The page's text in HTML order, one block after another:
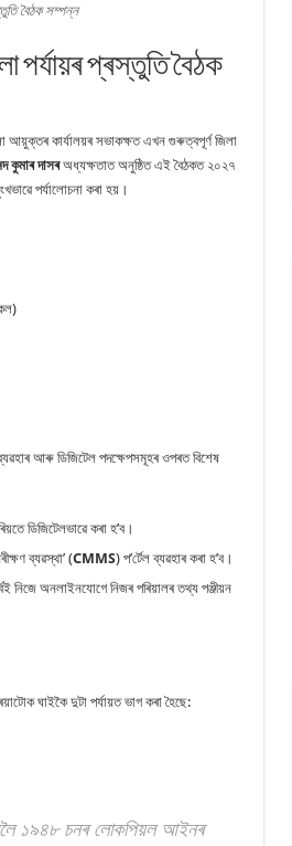
বৈঠক সম্পন্ন
পৰ্যায়ৰ প্ৰস্তুতি বৈঠক
আয়ুক্তৰ কাৰ্যালয়ৰ সভাকক্ষত এখন গুৰুত্বপূৰ্ণ জিলা
কুমাৰ দাসৰঅধ্যক্ষতাত অনুষ্ঠিত এই বৈঠকত ২০২৭
পৰ্যালোচনা কৰা হয়।
আৰু ডিজিটেল পদক্ষেপসমূহৰ ওপৰত বিশেষ
ডিজিটেলভাৱে কৰা হ’ব।
ব্যৱস্থা’ (CMMS) প’ৰ্টেল ব্যৱহাৰ কৰা হ’ব।
নিজে অনলাইনযোগে নিজৰ পৰিয়ালৰ তথ্য পঞ্জীয়ন
ঘাইকৈ দুটা পৰ্যায়ত ভাগ কৰা হৈছে:
১৯৪৮ চনৰ লোকপিয়ল আইনৰ